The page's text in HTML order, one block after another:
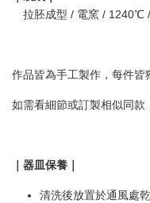
拉胚成型 / 電窯 / 1240℃
作品皆為手工製作，每件皆
如需看細節或訂製相似同款
｜器皿保養｜
清洗後放置於通風處